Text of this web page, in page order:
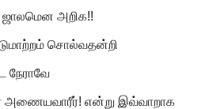
அறிக!!
சொல்வதன்றி
நேராவே
அணையவாரீர்! என்று இவ்வாறாக